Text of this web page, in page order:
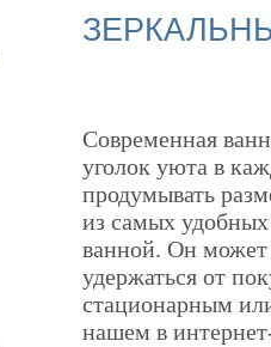
Современная
уголок уюта в
продумывать
из самых
ванной. Он
удержаться от
стационарным
нашем в